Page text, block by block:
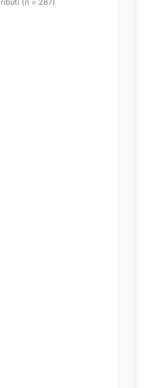
dagli autori in fase di
(n = 287)